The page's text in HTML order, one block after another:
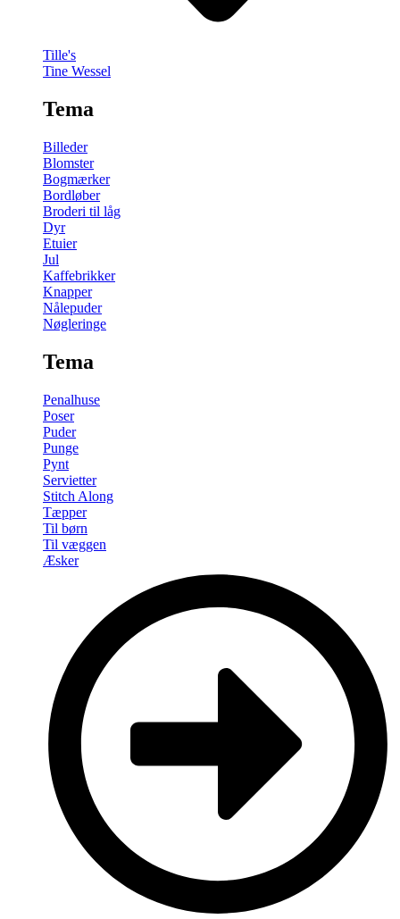
Tille's
Tine Wessel
Tema
Billeder
Blomster
Bogmærker
Bordløber
Broderi til låg
Dyr
Etuier
Jul
Kaffebrikker
Knapper
Nålepuder
Nøgleringe
Tema
Penalhuse
Poser
Puder
Punge
Pynt
Servietter
Stitch Along
Tæpper
Til børn
Til væggen
Æsker